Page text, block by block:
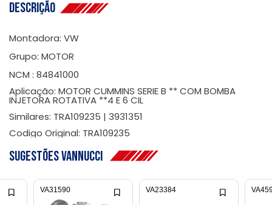
Descrição
Montadora: VW
Grupo: MOTOR
NCM : 84841000
Aplicação: MOTOR CUMMINS SERIE B ** COM BOMBA
INJETORA ROTATIVA **4 E 6 CIL
Similares: TRA109235 | 3931351
Codigo Original: TRA109235
Sugestões Vannucci
VA31590 VA23384